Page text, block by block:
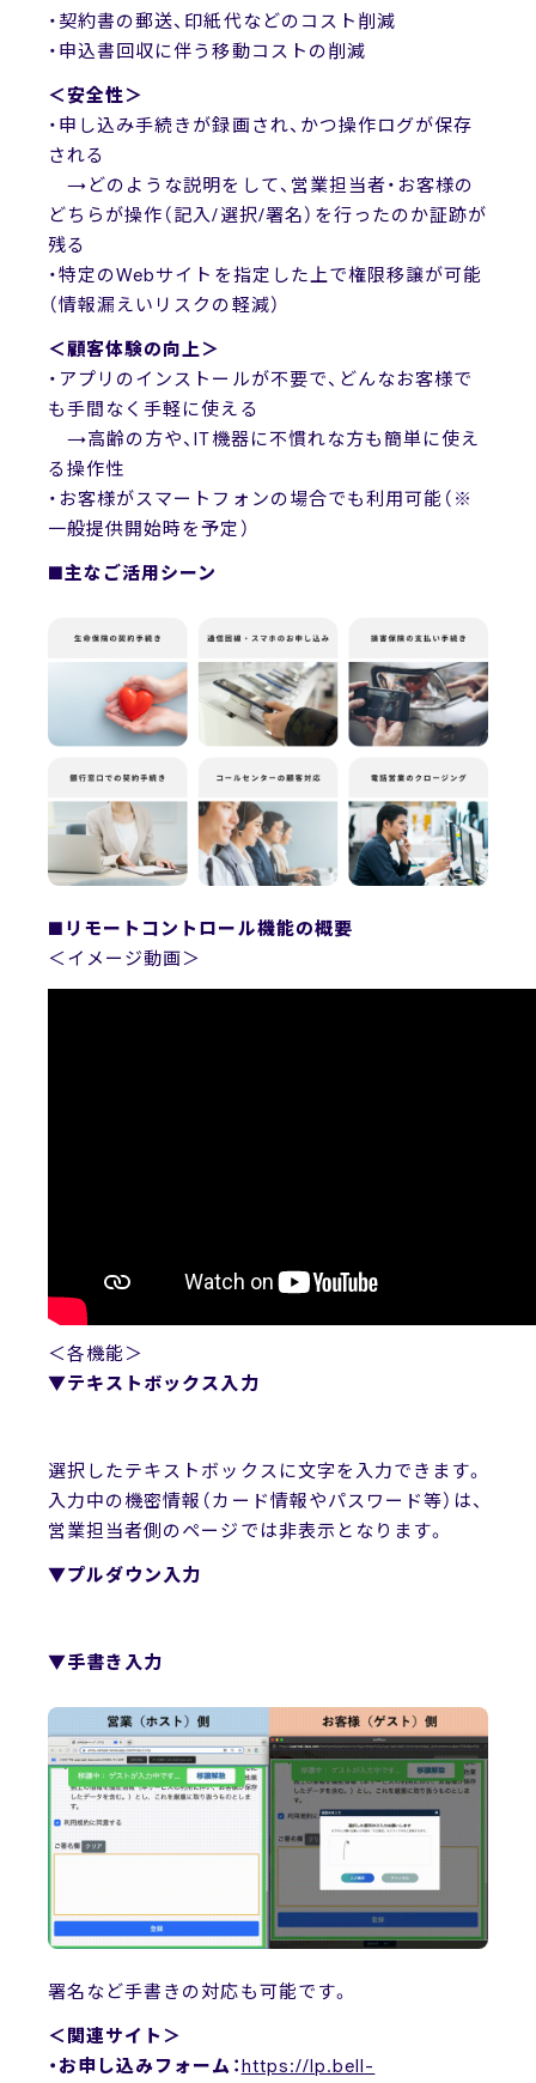
・契約書の郵送、印紙代などのコスト削減
・申込書回収に伴う移動コストの削減
＜安全性＞
・申し込み手続きが録画され、かつ操作ログが保存
される
→どのような説明をして、営業担当者・お客様の
どちらが操作（記入/選択/署名）を行ったのか証跡が
残る
・特定のWebサイトを指定した上で権限移譲が可能
（情報漏えいリスクの軽減）
＜顧客体験の向上＞
・アプリのインストールが不要で、どんなお客様で
も手間なく手軽に使える
→高齢の方や、IT機器に不慣れな方も簡単に使え
る操作性
・お客様がスマートフォンの場合でも利用可能（※
一般提供開始時を予定）
■主なご活用シーン
■リモートコントロール機能の概要
＜イメージ動画＞
＜各機能＞
▼テキストボックス入力
選択したテキストボックスに文字を入力できます。
入力中の機密情報（カード情報やパスワード等）は、
営業担当者側のページでは非表示となります。
▼プルダウン入力
▼手書き入力
署名など手書きの対応も可能です。
＜関連サイト＞
・お申し込みフォーム：https://lp.bell-